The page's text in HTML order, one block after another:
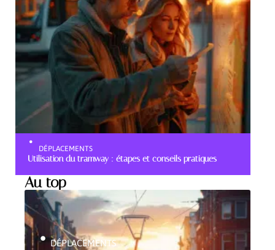
DÉPLACEMENTS
Utilisation du tramway : étapes et conseils pratiques
Au top
DÉPLACEMENTS